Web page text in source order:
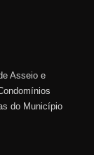
Asseio e
do Município